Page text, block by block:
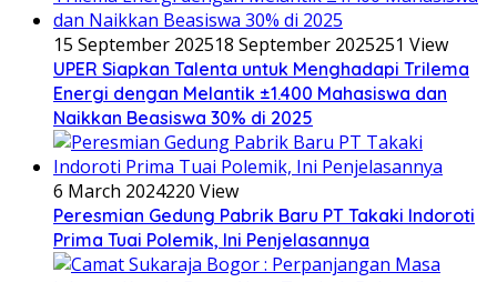
15 September 202518 September 2025251 View
UPER Siapkan Talenta untuk Menghadapi Trilema
Energi dengan Melantik ±1.400 Mahasiswa dan
Naikkan Beasiswa 30% di 2025
6 March 2024220 View
Peresmian Gedung Pabrik Baru PT Takaki Indoroti
Prima Tuai Polemik, Ini Penjelasannya